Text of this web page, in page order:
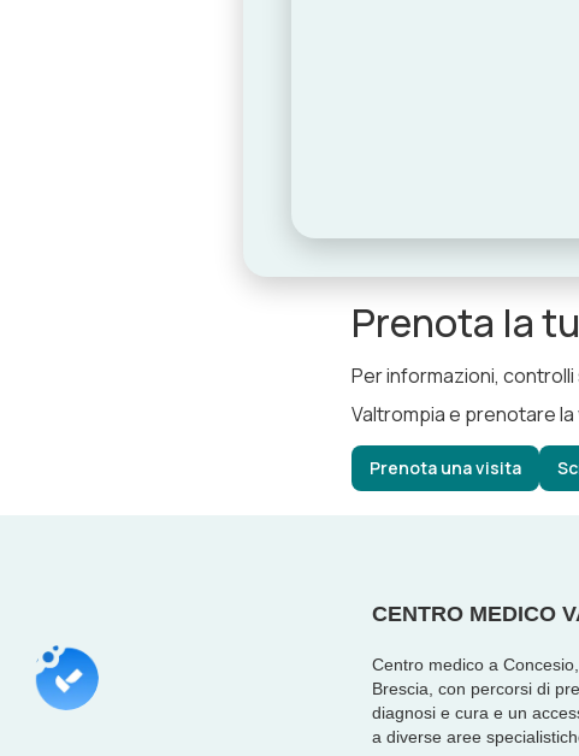
Prenota la
Per informazioni,
Valtrompia e prenotare
Prenota una visita
CENTRO MEDICO
Centro medico a
Brescia, con percorsi di
diagnosi e cura e un
a diverse aree